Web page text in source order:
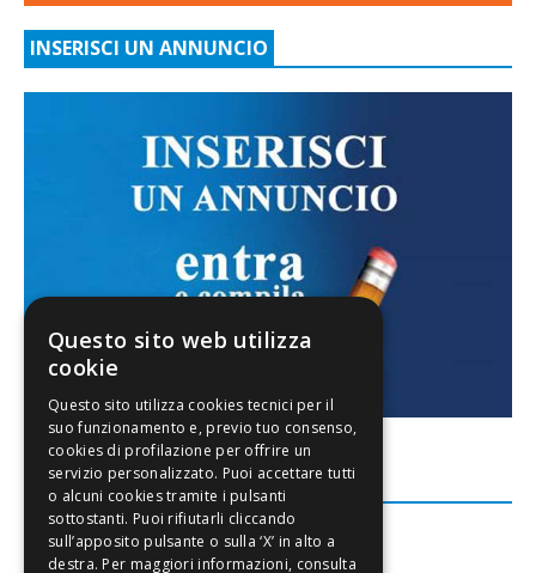
INSERISCI UN ANNUNCIO
FACEBOOK
Questo sito web utilizza
cookie